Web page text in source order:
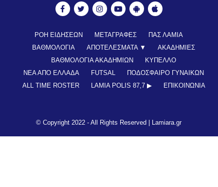
ΡΟΗ ΕΙΔΗΣΕΩΝ ΜΕΤΑΓΡΑΦΕΣ
ΠΑΣ ΛΑΜΙΑ
ΒΑΘΜΟΛΟΓΙΑ
ΑΠΟΤΕΛΕΣΜΑΤΑ ▼
ΑΚΑΔΗΜΙΕΣ
ΒΑΘΜΟΛΟΓΙΑ ΑΚΑΔΗΜΙΩΝ
ΚΥΠΕΛΛΟ
ΝΕΑ ΑΠΟ ΕΛΛΑΔΑ
FUTSAL
ΠΟΔΟΣΦΑΙΡΟ ΓΥΝΑΙΚΩΝ
ALL TIME ROSTER
LAMIA POLIS 87,7 ▶︎ ΕΠΙΚΟΙΝΩΝΊΑ
© Copyright 2022 - All Rights Reserved | Lamiara.gr